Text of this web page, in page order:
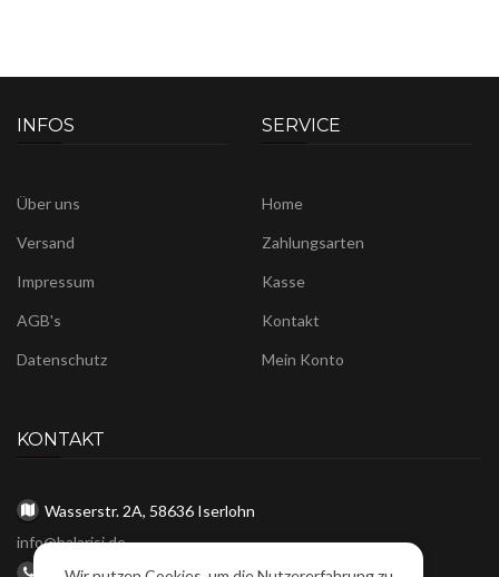
INFOS
Über uns
Versand
Impressum
AGB's
Datenschutz
SERVICE
Home
Zahlungsarten
Kasse
Kontakt
Mein Konto
KONTAKT
Wasserstr. 2A, 58636 Iserlohn
info@balarisi.de
Tel: 02371 20547